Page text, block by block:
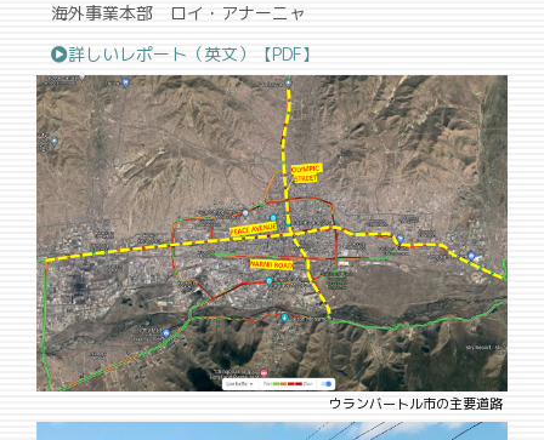
海外事業本部 ロイ・アナーニャ
詳しいレポート（英文）【PDF】
ウランバートル市の主要道路